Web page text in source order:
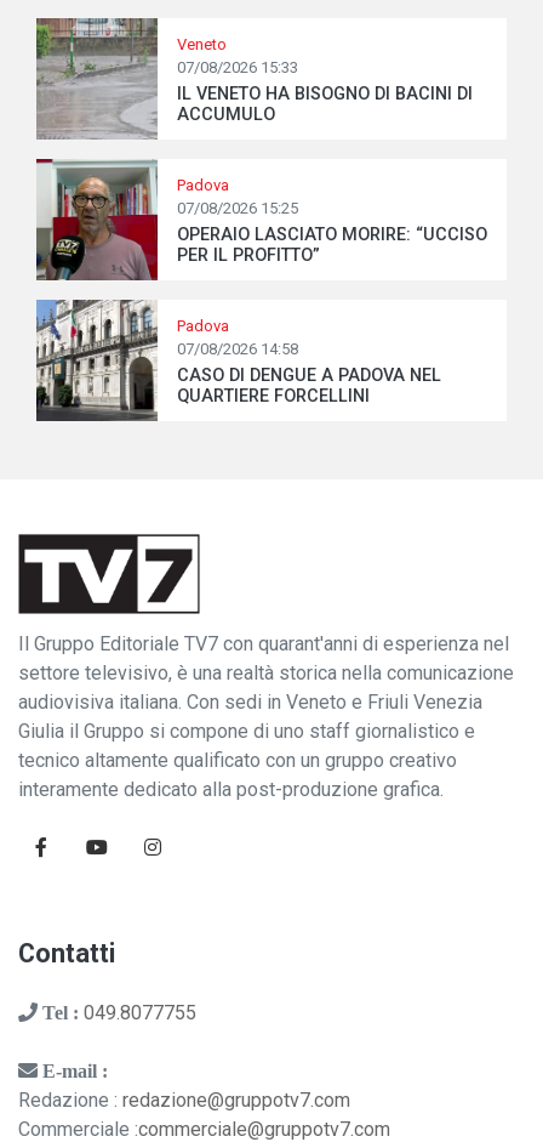
Veneto
07/08/2026 15:33
IL VENETO HA BISOGNO DI BACINI DI
ACCUMULO
Padova
07/08/2026 15:25
OPERAIO LASCIATO MORIRE: “UCCISO
PER IL PROFITTO”
Padova
07/08/2026 14:58
CASO DI DENGUE A PADOVA NEL
QUARTIERE FORCELLINI
Il Gruppo Editoriale TV7 con quarant'anni di esperienza nel
settore televisivo, è una realtà storica nella comunicazione
audiovisiva italiana. Con sedi in Veneto e Friuli Venezia
Giulia il Gruppo si compone di uno staff giornalistico e
tecnico altamente qualificato con un gruppo creativo
interamente dedicato alla post-produzione grafica.
Contatti
Tel : 049.8077755
E-mail :
Redazione : redazione@gruppotv7.com
Commerciale :commerciale@gruppotv7.com